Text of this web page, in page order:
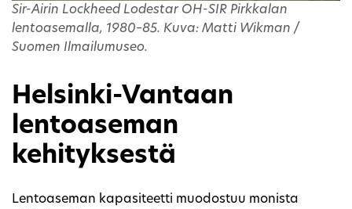
Sir-Airin Lockheed Lodestar OH-SIR Pirkkalan
lentoasemalla, 1980–85. Kuva: Matti Wikman /
Suomen Ilmailumuseo.
Helsinki-Vantaan
lentoaseman
kehityksestä
Lentoaseman kapasiteetti muodostuu monista